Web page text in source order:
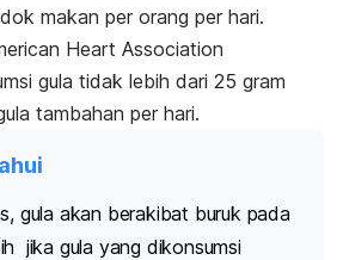
makan per orang per hari.
Heart Association
gula tidak lebih dari 25 gram
tambahan per hari.
gula akan berakibat buruk pada
jika gula yang dikonsumsi